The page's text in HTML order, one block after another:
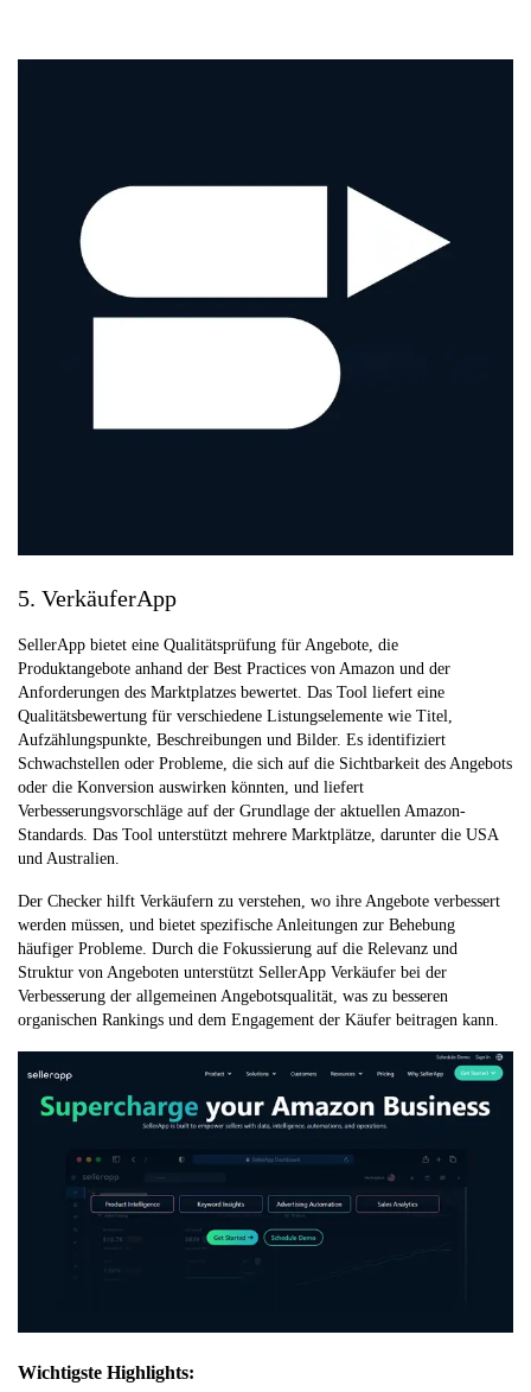
5. VerkäuferApp
SellerApp bietet eine Qualitätsprüfung für Angebote, die
Produktangebote anhand der Best Practices von Amazon und der
Anforderungen des Marktplatzes bewertet. Das Tool liefert eine
Qualitätsbewertung für verschiedene Listungselemente wie Titel,
Aufzählungspunkte, Beschreibungen und Bilder. Es identifiziert
Schwachstellen oder Probleme, die sich auf die Sichtbarkeit des Angebots
oder die Konversion auswirken könnten, und liefert
Verbesserungsvorschläge auf der Grundlage der aktuellen Amazon-
Standards. Das Tool unterstützt mehrere Marktplätze, darunter die USA
und Australien.
Der Checker hilft Verkäufern zu verstehen, wo ihre Angebote verbessert
werden müssen, und bietet spezifische Anleitungen zur Behebung
häufiger Probleme. Durch die Fokussierung auf die Relevanz und
Struktur von Angeboten unterstützt SellerApp Verkäufer bei der
Verbesserung der allgemeinen Angebotsqualität, was zu besseren
organischen Rankings und dem Engagement der Käufer beitragen kann.
Wichtigste Highlights: